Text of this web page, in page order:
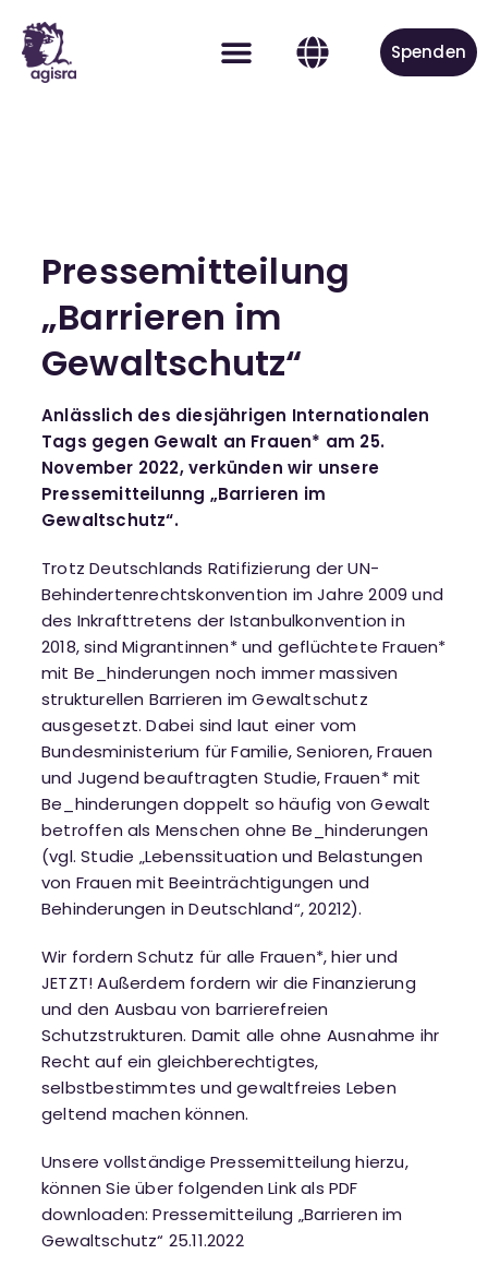
Spenden
Pressemitteilung
„Barrieren im
Gewaltschutz“
Anlässlich des diesjährigen Internationalen
Tags gegen Gewalt an Frauen* am 25.
November 2022, verkünden wir unsere
Pressemitteilunng „Barrieren im
Gewaltschutz“.
Trotz Deutschlands Ratifizierung der UN-
Behindertenrechtskonvention im Jahre 2009 und
des Inkrafttretens der Istanbulkonvention in
2018, sind Migrantinnen* und geflüchtete Frauen*
mit Be_hinderungen noch immer massiven
strukturellen Barrieren im Gewaltschutz
ausgesetzt. Dabei sind laut einer vom
Bundesministerium für Familie, Senioren, Frauen
und Jugend beauftragten Studie, Frauen* mit
Be_hinderungen doppelt so häufig von Gewalt
betroffen als Menschen ohne Be_hinderungen
(vgl. Studie „Lebenssituation und Belastungen
von Frauen mit Beeinträchtigungen und
Behinderungen in Deutschland“, 20212).
Wir fordern Schutz für alle Frauen*, hier und
JETZT! Außerdem fordern wir die Finanzierung
und den Ausbau von barrierefreien
Schutzstrukturen. Damit alle ohne Ausnahme ihr
Recht auf ein gleichberechtigtes,
selbstbestimmtes und gewaltfreies Leben
geltend machen können.
Unsere vollständige Pressemitteilung hierzu,
können Sie über folgenden Link als PDF
downloaden:Pressemitteilung „Barrieren im
Gewaltschutz“ 25.11.2022